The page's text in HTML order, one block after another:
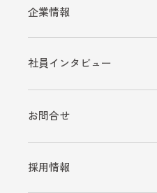
企業情報
社員インタビュー
お問合せ
採用情報